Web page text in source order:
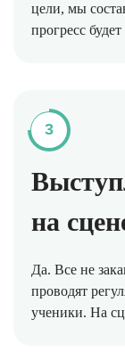
цели, мы
прогресс
3
на
Да. Все не
проводят
ученики. На